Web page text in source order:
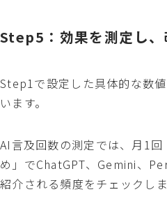
Step5：効果を測定し、
Step1で設定した具体的な数
います。
AI言及回数の測定では、月1
め」でChatGPT、Gemini、
紹介される頻度をチェックしま